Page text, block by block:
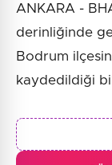
ANKARA -
derinliğinde
Bodrum
kaydedildiği